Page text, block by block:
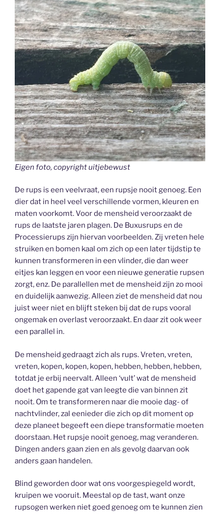
Eigen foto, copyright uitjebewust
De rups is een veelvraat, een rupsje nooit genoeg. Een
dier dat in heel veel verschillende vormen, kleuren en
maten voorkomt. Voor de mensheid veroorzaakt de
rups de laatste jaren plagen. De Buxusrups en de
Processierups zijn hiervan voorbeelden. Zij vreten hele
struiken en bomen kaal om zich op een later tijdstip te
kunnen transformeren in een vlinder, die dan weer
eitjes kan leggen en voor een nieuwe generatie rupsen
zorgt, enz. De parallellen met de mensheid zijn zo mooi
en duidelijk aanwezig. Alleen ziet de mensheid dat nou
juist weer niet en blijft steken bij dat de rups vooral
ongemak en overlast veroorzaakt. En daar zit ook weer
een parallel in.
De mensheid gedraagt zich als rups. Vreten, vreten,
vreten, kopen, kopen, kopen, hebben, hebben, hebben,
totdat je erbij neervalt. Alleen ‘vult’ wat de mensheid
doet het gapende gat van leegte die van binnen zit
nooit. Om te transformeren naar die mooie dag- of
nachtvlinder, zal eenieder die zich op dit moment op
deze planeet begeeft een diepe transformatie moeten
doorstaan. Het rupsje nooit genoeg, mag veranderen.
Dingen anders gaan zien en als gevolg daarvan ook
anders gaan handelen.
Blind geworden door wat ons voorgespiegeld wordt,
kruipen we vooruit. Meestal op de tast, want onze
rupsogen werken niet goed genoeg om te kunnen zien